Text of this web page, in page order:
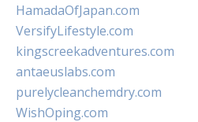
HamadaOfJapan.com
VersifyLifestyle.com
kingscreekadventures.com
antaeuslabs.com
purelycleanchemdry.com
WishOping.com